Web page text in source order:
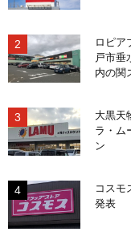
ロピア
戸市
内の関
大黒天
ラ・ム
ン
コスモ
発表